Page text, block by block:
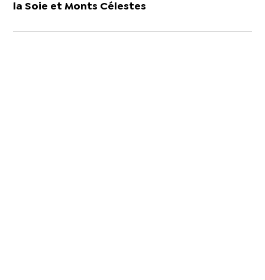
la Soie et Monts Célestes